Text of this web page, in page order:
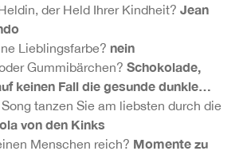
der Held Ihrer Kindheit? Jean
Lieblingsfarbe? nein
Gummibärchen? Schokolade,
keinen Fall die gesunde dunkle…
tanzen Sie am liebsten durch die
von den Kinks
Menschen reich? Momente zu